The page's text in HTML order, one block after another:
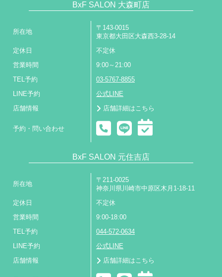
BxF SALON 大森町店
所在地
〒143-0015
東京都大田区大森西3-28-14
定休日 不定休
営業時間 9:00～21:00
TEL予約 03-5767-8855
LINE予約 公式LINE
店舗情報 店舗詳細はこちら
予約・問い合わせ
BxF SALON 元住吉店
所在地
〒211-0025
神奈川県川崎市中原区木月1-18-11
定休日 不定休
営業時間 9:00-18:00
TEL予約 044-572-0634
LINE予約 公式LINE
店舗情報 店舗詳細はこちら